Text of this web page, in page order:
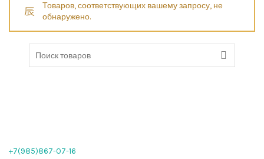
Товаров, соответствующих вашему запросу, не
обнаружено.
+7(985)867-07-16